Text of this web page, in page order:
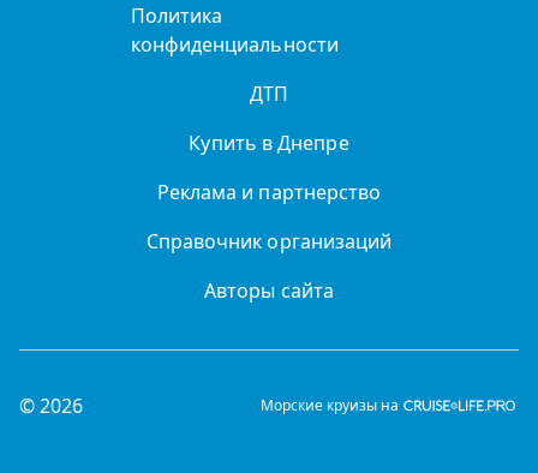
Политика
конфиденциальности
ДТП
Купить в Днепре
Реклама и партнерство
Справочник организаций
Авторы сайта
© 2026 Морские круизы на